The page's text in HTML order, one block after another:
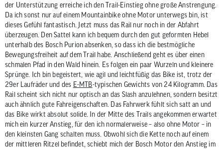
der Unterstützung erreiche ich den Trail-Einstieg ohne große Anstrengung.
Da ich sonst nur auf einem Mountainbike ohne Motor unterwegs bin, ist
dieses Gefühl fantastisch. Jetzt muss das Rail nur noch in der Abfahrt
überzeugen. Den Sattel kann ich bequem durch den gut geformten Hebel
unterhalb des Bosch Purion absenken, so dass ich die bestmögliche
Bewegungsfreiheit auf dem Trail habe. Anschließend geht es über einen
schmalen Pfad in den Wald hinein. Es folgen ein paar Wurzeln und kleinere
Sprünge. Ich bin begeistert, wie agil und leichtfüßig das Bike ist, trotz der
29er Laufräder und des E-MTB-typischen Gewichts von 24 Kilogramm. Das
Rail scheint sich nicht nur optisch an das Slash anzulehnen, sondern besitzt
auch ähnlich gute Fahreigenschaften. Das Fahrwerk fühlt sich satt an und
das Bike wirkt absolut solide. In der Mitte des Trails angekommen erwartet
mich ein kurzer Anstieg, für den ich normalerweise – also ohne Motor – in
den kleinsten Gang schalten muss. Obwohl sich die Kette noch auf einem
der mittleren Ritzel befindet, schiebt mich der Bosch Motor den Anstieg im